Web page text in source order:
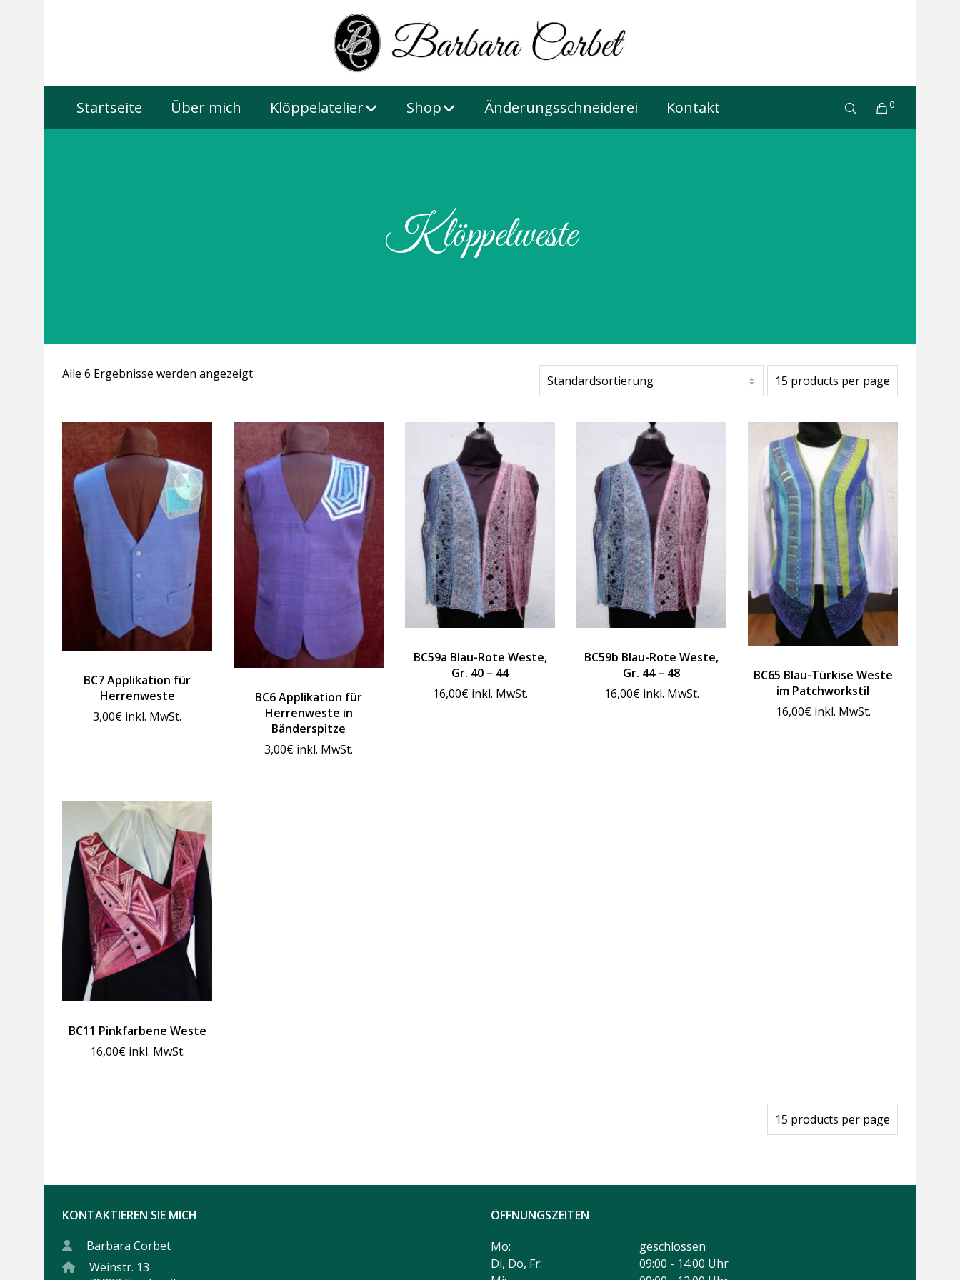
0
Startseite Über mich Klöppelatelier Shop Änderungsschneiderei Kontakt
Klöppelweste
Alle 6 Ergebnisse werden angezeigt
BC7 Applikation für
Herrenweste
3,00€ inkl. MwSt.
BC6 Applikation für
Herrenweste in
Bänderspitze
3,00€ inkl. MwSt.
BC59a Blau-Rote Weste,
Gr. 40 – 44
16,00€ inkl. MwSt.
BC59b Blau-Rote Weste,
Gr. 44 – 48
16,00€ inkl. MwSt.
BC65 Blau-Türkise Weste
im Patchworkstil
16,00€ inkl. MwSt.
BC11 Pinkfarbene Weste
16,00€ inkl. MwSt.
KONTAKTIEREN SIE MICH
Barbara Corbet
Weinstr. 13
ÖFFNUNGSZEITEN
Mo:
geschlossen
Di, Do, Fr:
09:00 - 14:00 Uhr